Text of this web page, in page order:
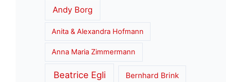
Andy Borg
Anita & Alexandra Hofmann
Anna Maria Zimmermann
Beatrice Egli Bernhard Brink